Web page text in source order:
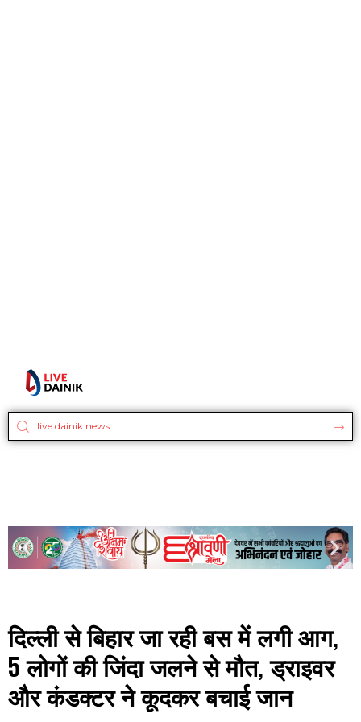
दिल्ली से बिहार जा रही बस में लगी आग,
5 लोगों की जिंदा जलने से मौत, ड्राइवर
और कंडक्टर ने कूदकर बचाई जान